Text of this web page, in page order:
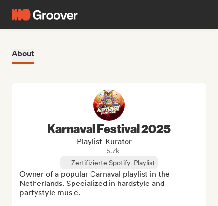
About
Karnaval Festival 2025
Playlist-Kurator
5.7k
Zertifizierte Spotify-Playlist
Owner of a popular Carnaval playlist in the
Netherlands. Specialized in hardstyle and
partystyle music.